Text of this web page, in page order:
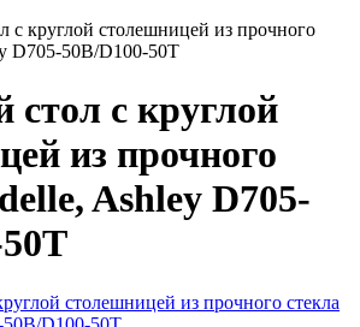
с круглой столешницей из прочного
D705-50B/D100-50T
с круглой
из прочного
Ashley D705-